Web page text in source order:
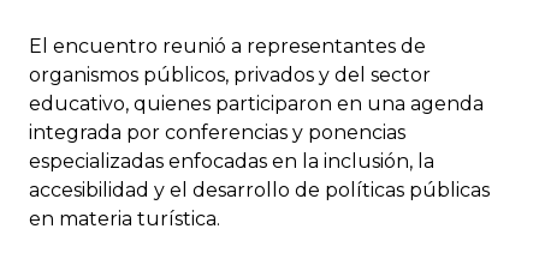
El encuentro reunió a representantes de
organismos públicos, privados y del sector
educativo, quienes participaron en una agenda
integrada por conferencias y ponencias
especializadas enfocadas en la inclusión, la
accesibilidad y el desarrollo de políticas públicas
en materia turística.